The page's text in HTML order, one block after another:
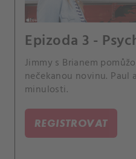
Epizoda 3 -
Jimmy s Brianem
nečekanou novinu. Paul
minulosti.
REGISTROVAT